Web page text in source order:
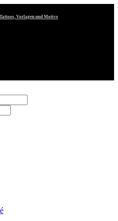
Vorlagen und Motive